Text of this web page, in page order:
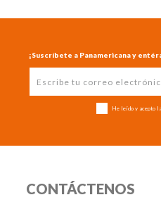
¡Suscríbete a Panamericana y
He leído y acepto la
CONTÁCTENOS